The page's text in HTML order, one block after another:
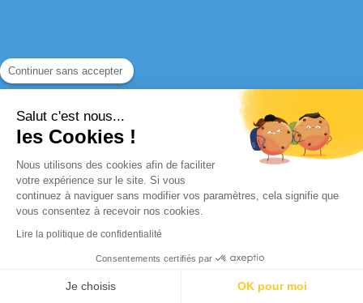
Continuer sans accepter
Salut c'est nous...
les Cookies !
Nous utilisons des cookies afin de faciliter
votre expérience sur le site. Si vous
continuez à naviguer sans modifier vos paramètres, cela signifie que
vous consentez à recevoir nos cookies.
Lire la politique de confidentialité
Consentements certifiés par
Je choisis OK pour moi